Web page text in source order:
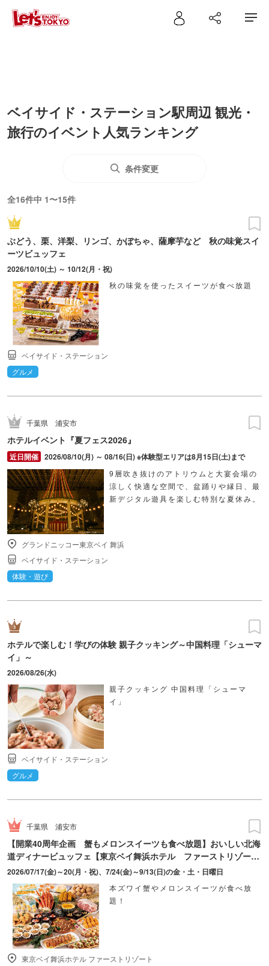
ベイサイド・ステーション駅周辺 観光・
旅行のイベント人気ランキング
条件変更
全16件中 1〜15件
ぶどう、栗、洋梨、リンゴ、かぼちゃ、薩摩芋など 秋の味覚スイ
ーツビュッフェ
2026/10/10(土) ～ 10/12(月・祝)
秋の味覚を使ったスイーツが食べ放題
ベイサイド・ステーション
グルメ
千葉県 浦安市
ホテルイベント『夏フェス2026』
2026/08/10(月) ～ 08/16(日) ※体験型エリアは8月15日(土)まで
9層吹き抜けのアトリウムと大宴会場の
涼しく快適な空間で、盆踊りや縁日、最
新デジタル遊具を楽しむ特別な夏休み。
グランドニッコー東京ベイ 舞浜
ベイサイド・ステーション
体験・遊び
ホテルで楽しむ！学びの体験 親子クッキング～中国料理「シューマ
イ」～
2026/08/26(水)
親子クッキング 中国料理「シューマ
イ」
ベイサイド・ステーション
グルメ
千葉県 浦安市
【開業40周年企画 蟹もメロンスイーツも食べ放題】おいしい北海
道ディナービュッフェ【東京ベイ舞浜ホテル ファーストリゾー
ト】
2026/07/17(金)～20(月・祝)、7/24(金)～9/13(日)の金・土・日曜日
本ズワイ蟹やメロンスイーツが食べ放
題！
東京ベイ舞浜ホテル ファーストリゾート